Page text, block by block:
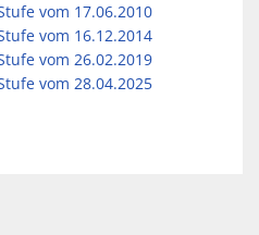
vom 17.06.2010
vom 16.12.2014
vom 26.02.2019
vom 28.04.2025